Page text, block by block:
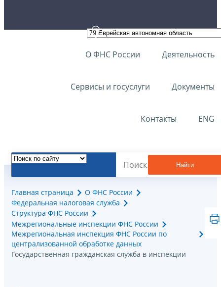
О ФНС России Деятельность
Сервисы и госуслуги Документы
Контакты ENG
Найти
Главная страница
О ФНС России
Федеральная налоговая служба
Структура ФНС России
Межрегиональные инспекции ФНС России
Межрегиональная инспекция ФНС России по
централизованной обработке данных
Государственная гражданская служба в инспекции